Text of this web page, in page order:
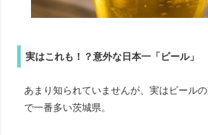
実はこれも！？意外な日本一「ビール」
あまり知られていませんが、実はビール
で一番多い茨城県。